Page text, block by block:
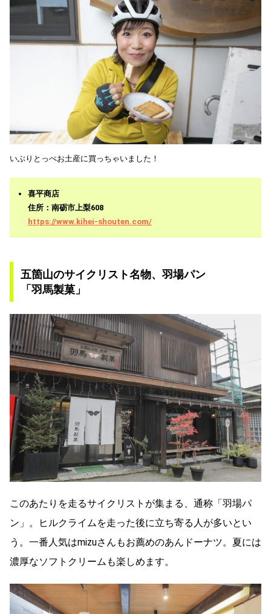
いぶりとっぺお土産に買っちゃいました！
喜平商店
住所：南砺市上梨608
https://www.kihei-shouten.com/
五箇山のサイクリスト名物、羽場パン
「羽馬製菓」
このあたりを走るサイクリストが集まる、通称「羽場パ
ン」。ヒルクライムを走った後に立ち寄る人が多いとい
う。一番人気はmizuさんもお薦めのあんドーナツ。夏には
濃厚なソフトクリームも楽しめます。